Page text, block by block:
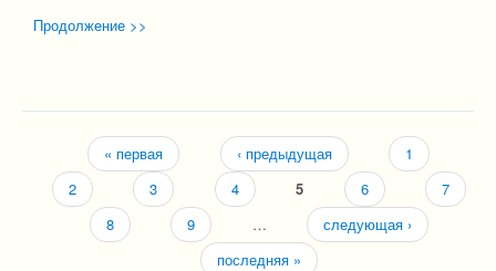
Продолжение >>
Страницы
« первая ‹ предыдущая
1
2
3 4 5 6
7
8
9 …
следующая ›
последняя »